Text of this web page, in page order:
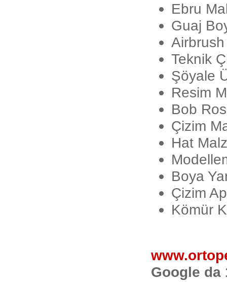
Ebru
Guaj
Teknik
Şöyale
Resim
Bob
Çizim
Hat
Boya
Çizim
Kömür
Google da